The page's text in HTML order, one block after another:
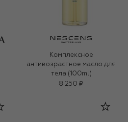
Комплексное
антивозрастное масло для
тела (100ml)
8 250 ₽